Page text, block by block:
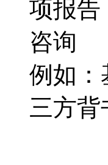
项报告
咨询
例如：
三方